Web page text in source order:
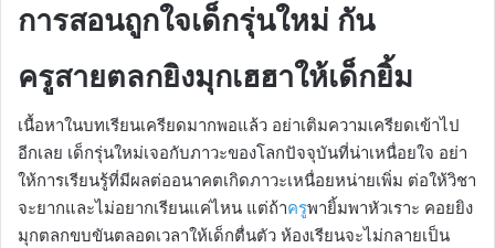
การสอนถูกใจเด็กรุ่นใหม่ กัน
ครูสายตลกยิงมุกเฮฮาให้เด็กยิ้ม
เนื้อหาในบทเรียนเครียดมากพอแล้ว อย่าเติมความเครียดเข้าไป
อีกเลย เด็กรุ่นใหม่เจอกับภาวะของโลกปัจจุบันที่น่าเหนื่อยใจ อย่า
ให้การเรียนรู้ที่มีผลต่ออนาคตเกิดภาวะเหนื่อยหน่ายเพิ่ม ต่อให้วิชา
จะยากและไม่อยากเรียนแค่ไหน แต่ถ้าครูพายิ้มพาหัวเราะ คอยยิง
มุกตลกขบขันตลอดเวลาให้เด็กตื่นตัว ห้องเรียนจะไม่กลายเป็น